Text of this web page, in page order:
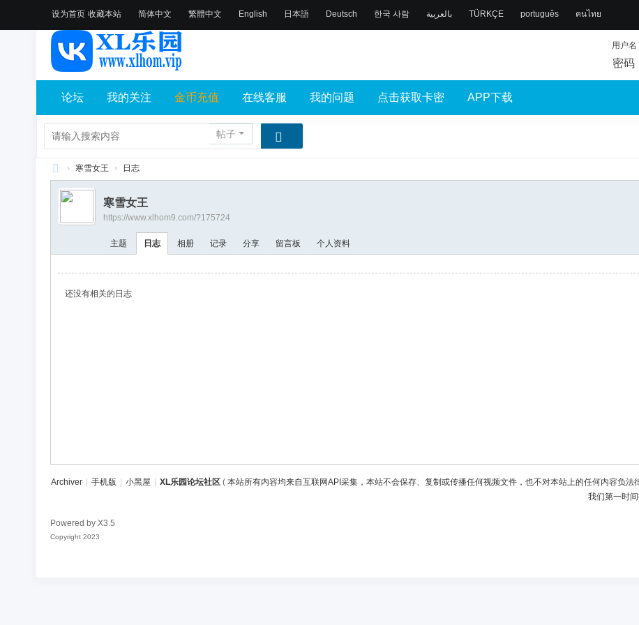
设为首页 收藏本站 简体中文 繁體中文 English 日本語 Deutsch 한국 사람 بالعربية TÜRKÇE português คนไทย
用户名
密码
论坛 我的关注 金币充值 在线客服 我的问题 点击获取卡密 APP下载
帖子
X
乐
› 寒雪女王 › 日志
寒雪女王
https://www.xlhom9.com/?175724
主题 日志 相册 记录 分享 留言板 个人资料
还没有相关的日志
Archiver 手机版 小黑屋 XL乐园论坛社区 ( 本站所有内容均来自互联网API采集，本站不会保存、复制或传播任何视频文件，也不对本站上的任何内容负
我们第一时
Powered by X3.5
Copyright 2023